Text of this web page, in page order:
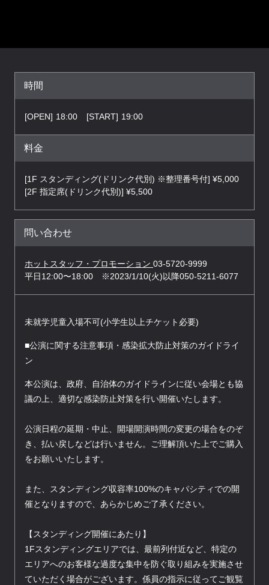
時間
[OPEN] 18:00 [START] 19:00
料金
[1F スタンディング(ドリンク代別) ※整理番号付] ¥5,000
[2F 指定席(ドリンク代別)] ¥5,500
問い合わせ
ホットスタッフ・プロモーション 03-5720-9999
平⽇12:00〜18:00 ※2023/1/10(火)以降050-5211-6077
未就学児童⼊場不可(⼩学⽣以上チケット必要)
■公演に関する注意事項・感染拡大防止対策のガイドライ
ン
本公演は、政府、自治体のガイドラインに従い会場とも協
議の上、適切な感染防止対策を行い開催いたします。
公演日程の延期・中止、開場開演時間の変更の場合をのぞ
き、払い戻しなどは行いません。ご理解頂いた上でご購入
をお願いいたします。
また、スタンディング収容率100%のキャパシティでの開
催となりますので、あらかじめご了承ください。
【スタンディング開催にあたり】
1Fスタンディングエリアでは、最前列付近など、特定の
エリアへのお客様な過度な集中を防ぐ取り組みを実施させ
ていただく場合がございます。係員の指示に従ってご観覧